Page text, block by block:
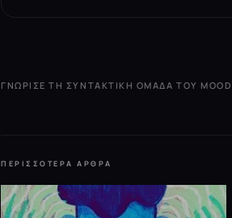
ΓΝΏΡΙΣΕ ΤΗ ΣΥΝΤΑΚΤΙΚΉ ΟΜΆΔΑ ΤΟΥ MOOD
ΠΕΡΙΣΣΌΤΕΡΑ ΆΡΘΡΑ